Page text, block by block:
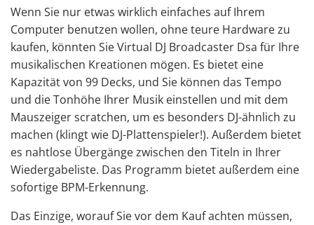
Wenn Sie nur etwas wirklich einfaches auf Ihrem
Computer benutzen wollen, ohne teure Hardware zu
kaufen, könnten Sie Virtual DJ Broadcaster Dsa für Ihre
musikalischen Kreationen mögen. Es bietet eine
Kapazität von 99 Decks, und Sie können das Tempo
und die Tonhöhe Ihrer Musik einstellen und mit dem
Mauszeiger scratchen, um es besonders DJ-ähnlich zu
machen (klingt wie DJ-Plattenspieler!). Außerdem bietet
es nahtlose Übergänge zwischen den Titeln in Ihrer
Wiedergabeliste. Das Programm bietet außerdem eine
sofortige BPM-Erkennung.
Das Einzige, worauf Sie vor dem Kauf achten müssen,